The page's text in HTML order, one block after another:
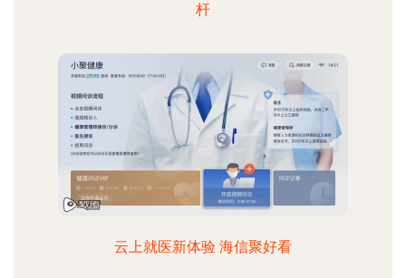
杆
云上就医新体验 海信聚好看